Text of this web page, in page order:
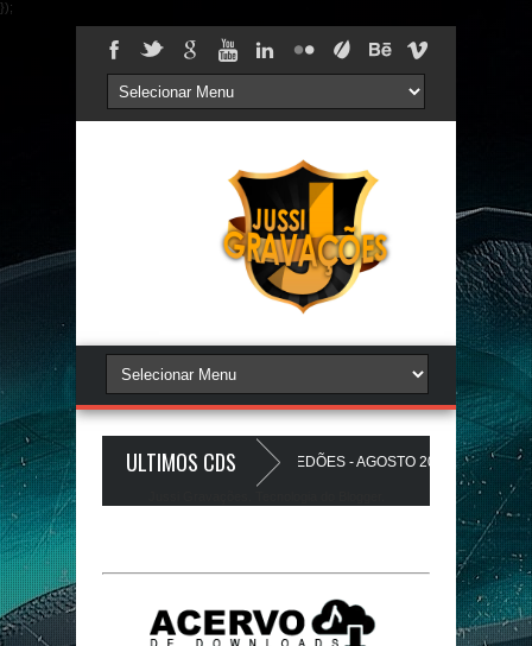
});
ULTIMOS CDS
PAREDÃO 17.0 - A PLAYLIST DOS PAREDÕES - AGOSTO 2026 - O ZeRo Um
A Favela Ta Gostosa 5.0 - LANÇAMENTO - JUSSIGRAVACOES.com